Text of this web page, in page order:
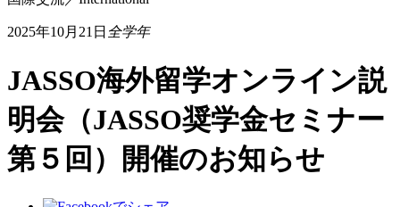
2025年10月21日 全学年
JASSO海外留学オンライン説
明会（JASSO奨学金セミナー
第５回）開催のお知らせ